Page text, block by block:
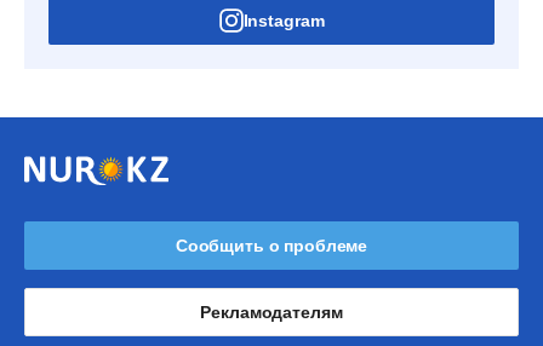
Instagram
Сообщить о проблеме
Рекламодателям